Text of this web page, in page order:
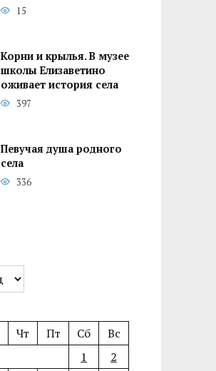
15
Корни и крылья. В музее
школы Елизаветино
оживает история села
397
Певучая душа родного
села
336
Чт Пт Сб
Вс
1
2